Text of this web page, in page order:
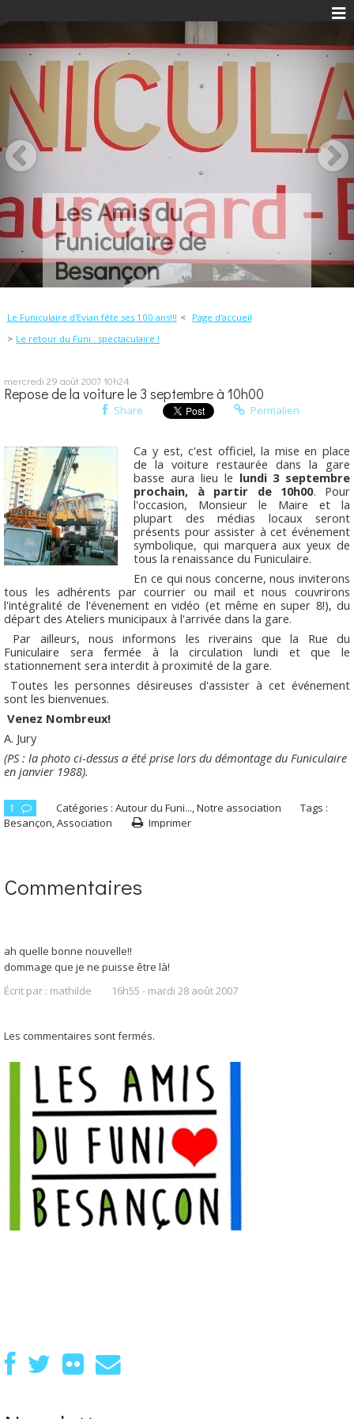
Une histoire...
Quelques idées...
Beaucoup de
passion...
Le Funiculaire d'Evian fête ses 100 ans!!!
Page d'accueil
Le retour du Funi : spectaculaire !
mercredi 29 août 200710h24
Repose de la voiture le 3 septembre à 10h00
Share Permalien
Ca y est, c'est officiel, la mise en place
de la voiture restaurée dans la gare
basse aura lieu le lundi 3 septembre
prochain, à partir de 10h00. Pour
l'occasion, Monsieur le Maire et la
plupart des médias locaux seront
présents pour assister à cet événement
symbolique, qui marquera aux yeux de
tous la renaissance du Funiculaire.
En ce qui nous concerne, nous inviterons
tous les adhérents par courrier ou mail et nous couvrirons
l'intégralité de l'évenement en vidéo (et même en super 8!), du
départ des Ateliers municipaux à l'arrivée dans la gare.
Par ailleurs, nous informons les riverains que la Rue du
Funiculaire sera fermée à la circulation lundi et que le
stationnement sera interdit à proximité de la gare.
Toutes les personnes désireuses d'assister à cet événement
sont les bienvenues.
Venez Nombreux!
A. Jury
(PS : la photo ci-dessus a été prise lors du démontage du Funiculaire
en janvier 1988).
1 Catégories : Autour du Funi...,Notre association
Tags :
Besançon,Association Imprimer
Commentaires
ah quelle bonne nouvelle!!
dommage que je ne puisse être là!
Écrit par : mathilde 16h55 - mardi 28 août 2007
Les commentaires sont fermés.